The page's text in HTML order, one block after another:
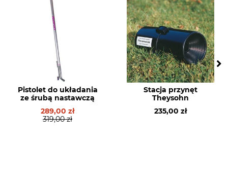
Pistolet do układania
ze śrubą nastawczą
289,00 zł
319,00 zł
Stacja przynęt
Theysohn
235,00 zł